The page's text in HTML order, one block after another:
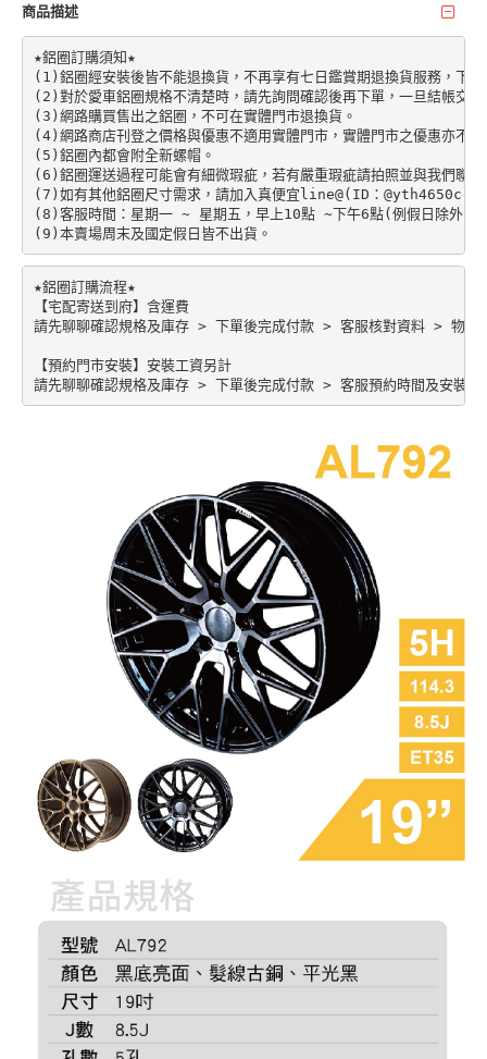
商品描述
★鋁圈訂購須知★
(1)鋁圈經安裝後皆不能退換貨，不再享有七日鑑賞期退換貨服務，
(2)對於愛車鋁圈規格不清楚時，請先詢問確認後再下單，一旦結帳交
(3)網路購買售出之鋁圈，不可在實體門市退換貨。
(4)網路商店刊登之價格與優惠不適用實體門市，實體門市之優惠亦不適
(5)鋁圈內都會附全新螺帽。
(6)鋁圈運送過程可能會有細微瑕疵，若有嚴重瑕疵請拍照並與我們聯絡
(7)如有其他鋁圈尺寸需求，請加入真便宜line@(ID：@yth4650c)。
(8)客服時間：星期一 ~ 星期五，早上10點 ~下午6點(例假日除外)。
★鋁圈訂購流程★
【宅配寄送到府】含運費
請先聊聊確認規格及庫存 > 下單後完成付款 > 客服核對資料 > 物流
【預約門市安裝】安裝工資另計